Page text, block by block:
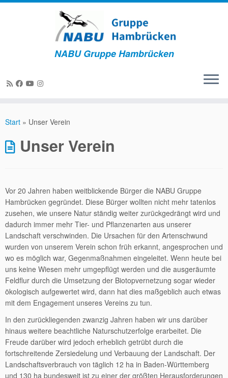
Inhalt
NABU Gruppe Hambrücken
Start » Unser Verein
Unser Verein
Vor 20 Jahren haben weitblickende Bürger die NABU Gruppe
Hambrücken gegründet. Diese Bürger wollten nicht mehr tatenlos
zusehen, wie unsere Natur ständig weiter zurückgedrängt wird und
dadurch immer mehr Tier- und Pflanzenarten aus unserer
Landschaft verschwinden. Die Ursachen für den Artenschwund
wurden von unserem Verein schon früh erkannt, angesprochen und
wo es möglich war, Gegenmaßnahmen eingeleitet. Wenn heute bei
uns keine Wiesen mehr umgepflügt werden und die ausgeräumte
Feldflur durch die Umsetzung der Biotopvernetzung sogar wieder
ökologisch aufgewertet wird, dann hat dies maßgeblich auch etwas
mit dem Engagement unseres Vereins zu tun.
In den zurückliegenden zwanzig Jahren haben wir uns darüber
hinaus weitere beachtliche Naturschutzerfolge erarbeitet. Die
Freude darüber wird jedoch erheblich getrübt durch die
fortschreitende Zersiedelung und Verbauung der Landschaft. Der
Landschaftsverbrauch von täglich 12 ha in Baden-Württemberg
und 130 ha bundesweit ist zu einer der größten Herausforderungen